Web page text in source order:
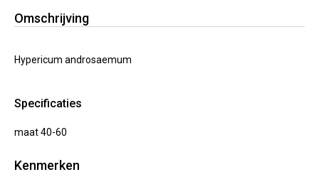
Omschrijving
Hypericum androsaemum
Specificaties
maat 40-60
Kenmerken